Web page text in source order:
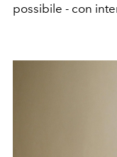
possibile - con